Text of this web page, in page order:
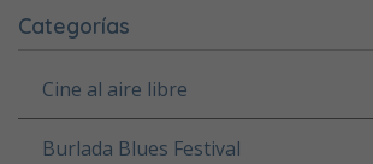
Categorías
Cine al aire libre
Burlada Blues Festival